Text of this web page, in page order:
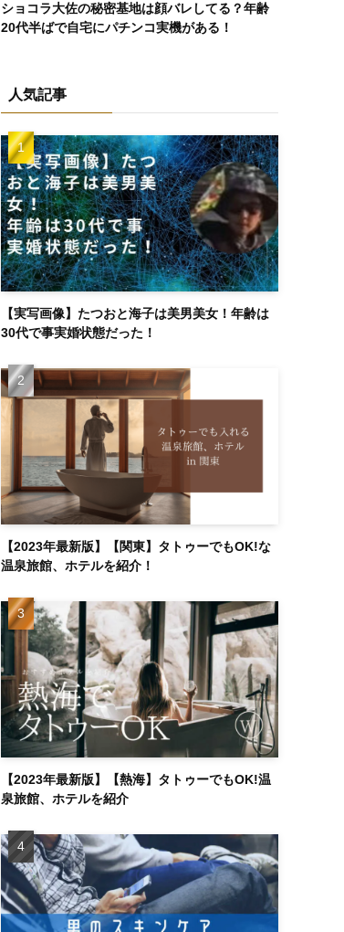
ショコラ大佐の秘密基地は顔バレしてる？年齢
20代半ばで自宅にパチンコ実機がある！
人気記事
【実写画像】たつおと海子は美男美女！年齢は
30代で事実婚状態だった！
【2023年最新版】【関東】タトゥーでもOK!な
温泉旅館、ホテルを紹介！
【2023年最新版】【熱海】タトゥーでもOK!温
泉旅館、ホテルを紹介